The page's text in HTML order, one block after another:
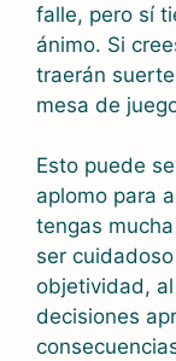
falle, pero sí
ánimo. Si
traerán
mesa de
Esto puede
aplomo para
tengas
ser
objetividad,
decisiones